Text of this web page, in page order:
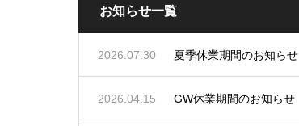
お知らせ一覧
2026.07.30 夏季休業期間のお知らせ
2026.04.15 GW休業期間のお知らせ